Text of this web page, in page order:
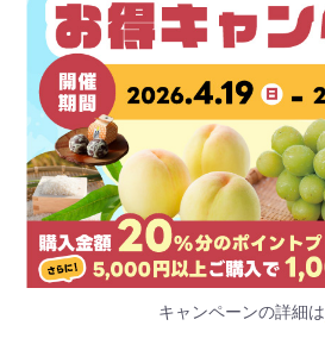
キャンペーンの詳細は